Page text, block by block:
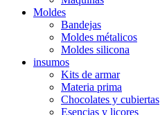
Moldes
Bandejas
Moldes métalicos
Moldes silicona
insumos
Kits de armar
Materia prima
Chocolates y cubiertas
Esencias y licores